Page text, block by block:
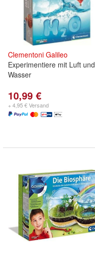
Clementoni Galileo
Experimentiere mit Luft und
Wasser
10,99 €
+ 4,95 € Versand